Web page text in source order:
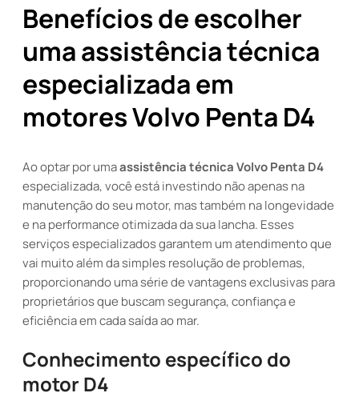
Benefícios de escolher
uma assistência técnica
especializada em
motores Volvo Penta D4
Ao optar por umaassistência técnica Volvo Penta D4
especializada, você está investindo não apenas na
manutenção do seu motor, mas também na longevidade
e na performance otimizada da sua lancha. Esses
serviços especializados garantem um atendimento que
vai muito além da simples resolução de problemas,
proporcionando uma série de vantagens exclusivas para
proprietários que buscam segurança, confiança e
eficiência em cada saída ao mar.
Conhecimento específico do
motor D4